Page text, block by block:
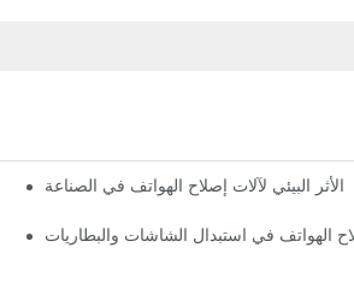
كيفية
الأثر البيئي لآلات إصلاح الهواتف في الصناعة
الهواتف في استبدال الشاشات والبطاريات